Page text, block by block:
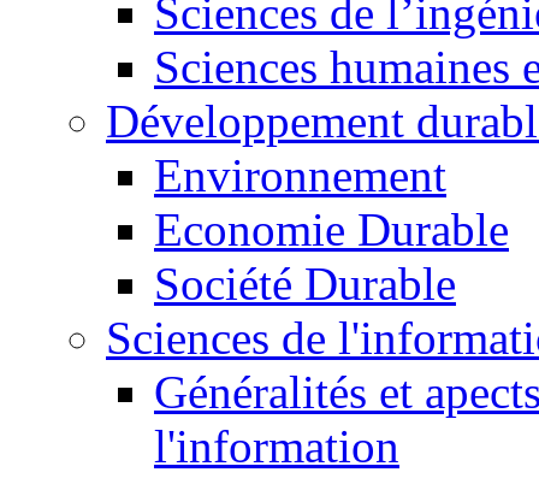
Sciences de
Sciences humaines
Développement
Environnement
Economie Durable
Société Durable
Sciences de
Généralités et
l'information